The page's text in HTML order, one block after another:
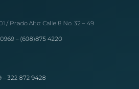
/ Prado Alto: Calle 8 No. 32 – 49
– (608)875 4220
– 322 872 9428